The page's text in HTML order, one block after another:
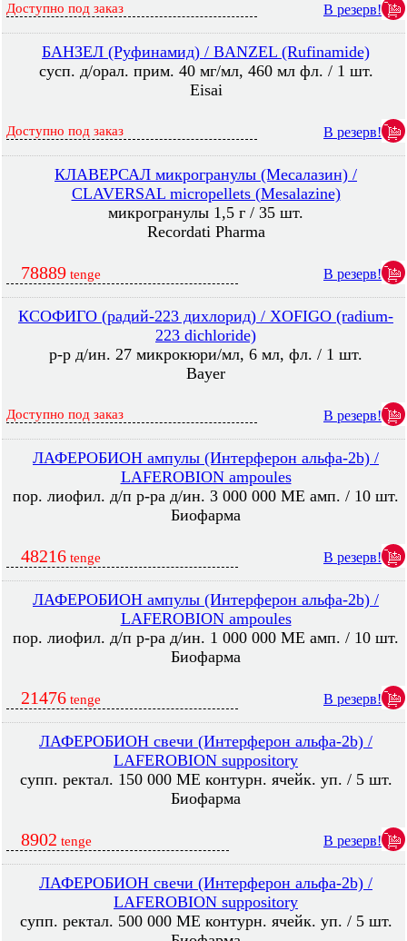
Доступно под заказ В резерв!
БАНЗЕЛ (Руфинамид) / BANZEL (Rufinamide)
сусп. д/орал. прим. 40 мг/мл, 460 мл фл. / 1 шт.
Eisai
Доступно под заказ В резерв!
КЛАВЕРСАЛ микрогранулы (Месалазин) /
CLAVERSAL micropellets (Mesalazine)
микрогранулы 1,5 г / 35 шт.
Recordati Pharma
78889 tenge В резерв!
КСОФИГО (радий-223 дихлорид) / XOFIGO (radium-
223 dichloride)
р-р д/ин. 27 микрокюри/мл, 6 мл, фл. / 1 шт.
Bayer
Доступно под заказ В резерв!
ЛАФЕРОБИОН ампулы (Интерферон альфа-2b) /
LAFEROBION ampoules
пор. лиофил. д/п р-ра д/ин. 3 000 000 МЕ амп. / 10 шт.
Биофарма
48216 tenge В резерв!
ЛАФЕРОБИОН ампулы (Интерферон альфа-2b) /
LAFEROBION ampoules
пор. лиофил. д/п р-ра д/ин. 1 000 000 МЕ амп. / 10 шт.
Биофарма
21476 tenge В резерв!
ЛАФЕРОБИОН свечи (Интерферон альфа-2b) /
LAFEROBION suppository
супп. ректал. 150 000 МЕ контурн. ячейк. уп. / 5 шт.
Биофарма
8902 tenge В резерв!
ЛАФЕРОБИОН свечи (Интерферон альфа-2b) /
LAFEROBION suppository
супп. ректал. 500 000 МЕ контурн. ячейк. уп. / 5 шт.